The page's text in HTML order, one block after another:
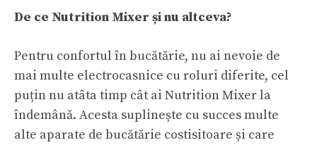
De ce Nutrition Mixer și nu altceva?
Pentru confortul în bucătărie, nu ai nevoie de
mai multe electrocasnice cu roluri diferite, cel
puțin nu atâta timp cât ai Nutrition Mixer la
îndemână. Acesta suplinește cu succes multe
alte aparate de bucătărie costisitoare și care